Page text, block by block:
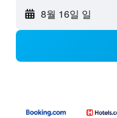
8월 16일 일